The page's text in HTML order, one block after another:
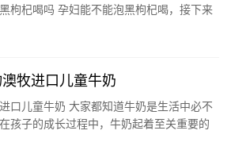
枸杞喝吗 孕妇能不能泡黑枸杞喝，接下来
牧进口儿童牛奶
口儿童牛奶 大家都知道牛奶是生活中必不
孩子的成长过程中，牛奶起着至关重要的